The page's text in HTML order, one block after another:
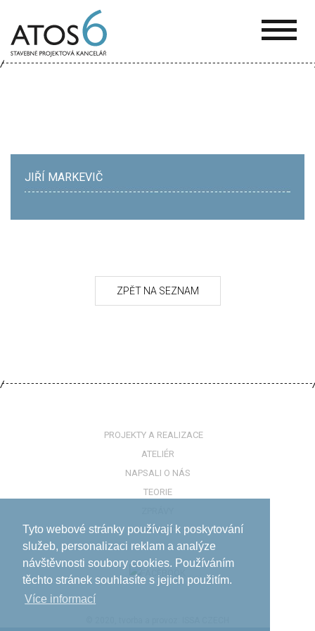
Tyto webové stránky používají k poskytování
služeb, personalizaci reklam a analýze
návštěvnosti soubory cookies. Používáním
těchto stránek souhlasíte s jejich použitím.
Více informací­
6
JIŘÍ MARKEVIČ
PROJEKTY A REALIZACE
ATELIÉR
NAPSALI O NÁS
TEORIE
KONTAKTY